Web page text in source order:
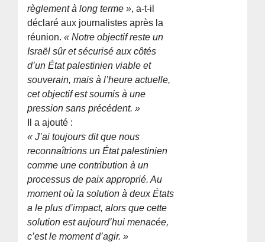
règlement à long terme », a-t-il
déclaré aux journalistes après la
réunion.« Notre objectif reste un
Israël sûr et sécurisé aux côtés
d’un État palestinien viable et
souverain, mais à l’heure actuelle,
cet objectif est soumis à une
pression sans précédent. »
Il a ajouté :
« J’ai toujours dit que nous
reconnaîtrions un État palestinien
comme une contribution à un
processus de paix approprié. Au
moment où la solution à deux États
a le plus d’impact, alors que cette
solution est aujourd’hui menacée,
c’est le moment d’agir. »